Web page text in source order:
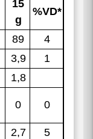
15
g
%VD*
89
4
3,9
1
1,8
0 0
2,7
5